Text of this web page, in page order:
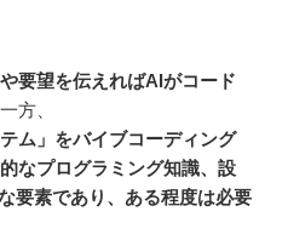
要望を伝えればAIがコード
一方、
ム」をバイブコーディング
なプログラミング知識、設
要素であり、ある程度は必要